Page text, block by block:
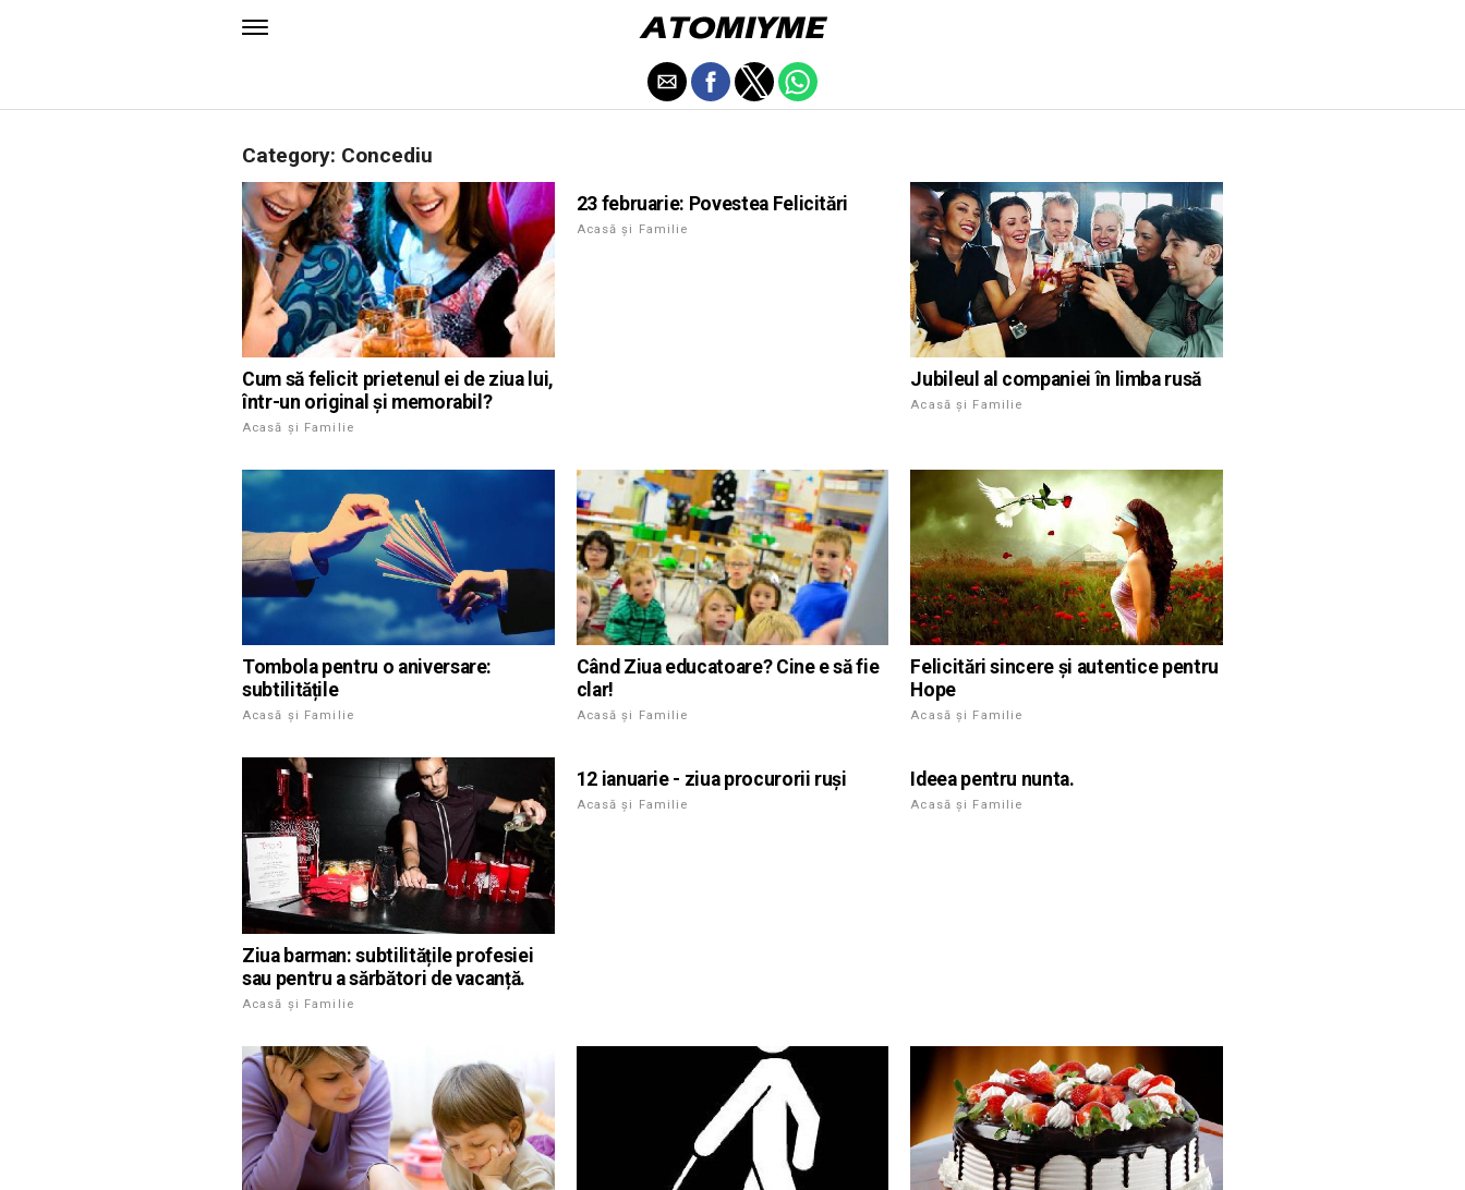
Category: Concediu
Cum să felicit prietenul ei de ziua lui,
într-un original și memorabil?
Acasă și Familie
23 februarie: Povestea Felicitări
Acasă și Familie
Jubileul al companiei în limba rusă
Acasă și Familie
Tombola pentru o aniversare:
subtilitățile
Acasă și Familie
Când Ziua educatoare? Cine e să fie
clar!
Acasă și Familie
Felicitări sincere și autentice pentru
Hope
Acasă și Familie
Ziua barman: subtilitățile profesiei
sau pentru a sărbători de vacanță.
Acasă și Familie
12 ianuarie - ziua procurorii ruși
Acasă și Familie
Ideea pentru nunta.
Acasă și Familie